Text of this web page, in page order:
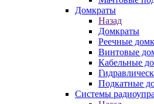
Домкраты
Назад
Домкраты
Реечные
Винтовые
Кабельные
Подкатные
Системы